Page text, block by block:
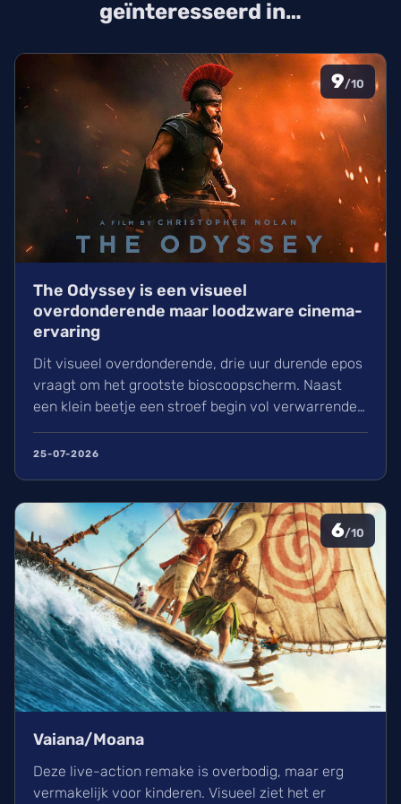
geïnteresseerd in…
9/10
The Odyssey is een visueel
overdonderende maar loodzware cinema-
ervaring
Dit visueel overdonderende, drie uur durende epos
vraagt om het grootste bioscoopscherm. Naast
een klein beetje een stroef begin vol verwarrende
flashbacks en wisselend acteerwerk, evolueert de
film in een indrukwekkend epos vol praktische
25-07-2026
6/10
Vaiana/Moana
Deze live-action remake is overbodig, maar erg
vermakelijk voor kinderen. Visueel ziet het er